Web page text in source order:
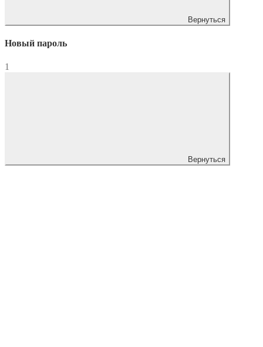
Вернуться
Новый пароль
1
Вернуться